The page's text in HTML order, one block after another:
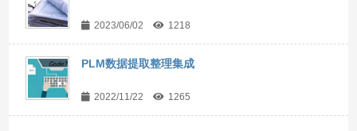
2023/06/02 1218
PLM数据提取整理集成
2022/11/22 1265